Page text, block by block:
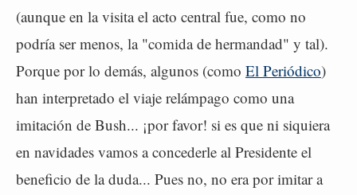
(aunque en la visita el acto central fue, como no
podría ser menos, la "comida de hermandad" y tal).
Porque por lo demás, algunos (como El Periódico)
han interpretado el viaje relámpago como una
imitación de Bush... ¡por favor! si es que ni siquiera
en navidades vamos a concederle al Presidente el
beneficio de la duda... Pues no, no era por imitar a